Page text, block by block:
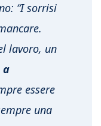
“I sorrisi
lavoro, un
a
essere
una